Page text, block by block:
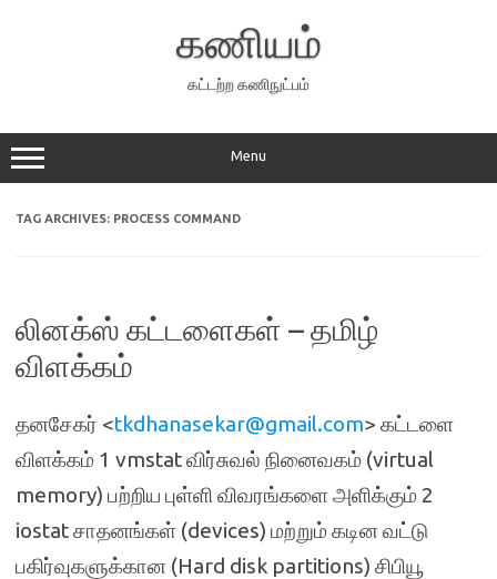
கணியம்
கட்டற்ற கணிநுட்பம்
Menu
TAG ARCHIVES: PROCESS COMMAND
லினக்ஸ் கட்டளைகள் – தமிழ்
விளக்கம்
தனசேகர் <tkdhanasekar@gmail.com> கட்டளை
விளக்கம் 1 vmstat விர்சுவல் நினைவகம் (virtual
memory) பற்றிய புள்ளி விவரங்களை அளிக்கும் 2
iostat சாதனங்கள் (devices) மற்றும் கடின வட்டு
பகிர்வுகளுக்கான (Hard disk partitions) சிபியூ